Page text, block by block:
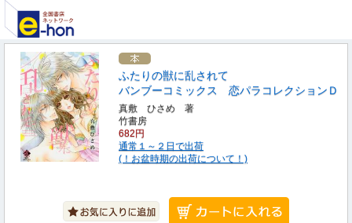
ふたりの獣に乱されて
バンブーコミックス 恋パラコレクションＤ
真敷 ひさめ 著
竹書房
682円
通常１～２日で出荷
(！お盆時期の出荷について！)